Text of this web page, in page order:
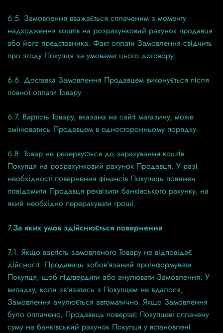
6.5. Замовлення вважається сплаченим з моменту
надходження коштів на розрахунковий рахунок продавця
або його представника. Факт оплати Замовлення свідчить
про згоду Покупця за умовами цього договору.
6.6. Доставка Замовлення Продавцем виконується після
повної оплати Товару.
6.7. Вартість Товару, вказана на сайті магазину, може
змінюватись Продавцем в односторонньому порядку.
6.8. Товар не резервується до зарахування коштів
Покупця на розрахунковий рахунок Продавця. У разі
необхідності повернення фінансів Покупець повинен
повідомити Продавця реквізити банківського рахунку, на
який необхідно перерахувати гроші.
7.За яких умов здійснюється повернення
7.1. Якщо вартість замовленого Товару не відповідає
дійсності. Продавець зобов'язаний проінформувати
Покупця, щоб підтвердити або анулювати Замовлення. У
випадку, коли зв'язатись з Покупцем не вдалося,
Замовлення анулюється автоматично. Якщо Замовлення
було оплачено, Продавець повертає Покупцеві сплачену
суму на банківський рахунок Покупця у встановлені